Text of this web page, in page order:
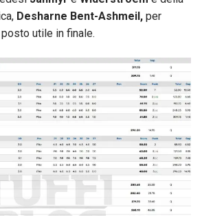
Desharne Bent-Ashmeil, per
utile in finale.